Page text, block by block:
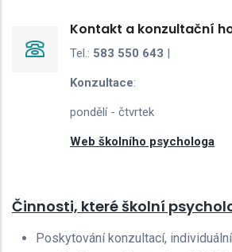
Kontakt a konzultační
Tel.: 583 550 643 |
Konzultace:
pondělí - čtvrtek
Web školního psychologa
Činnosti, které školní
Poskytování konzultací,